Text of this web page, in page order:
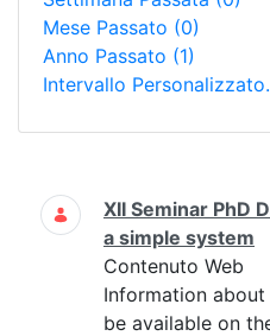
Mese Passato (0)
Anno Passato (1)
Intervallo
Ricerca
XII Seminar PhD
a simple system
Contenuto Web
Information
be available on